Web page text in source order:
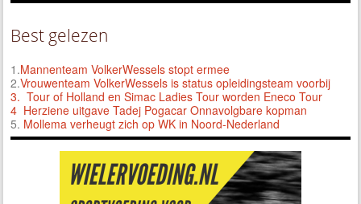
Best gelezen
1.Mannenteam VolkerWessels stopt ermee
2.Vrouwenteam VolkerWessels is status opleidingsteam voorbij
3. Tour of Holland en Simac Ladies Tour worden Eneco Tour
4 Herziene uitgave Tadej Pogacar Onnavolgbare kopman
5. Mollema verheugt zich op WK in Noord-Nederland